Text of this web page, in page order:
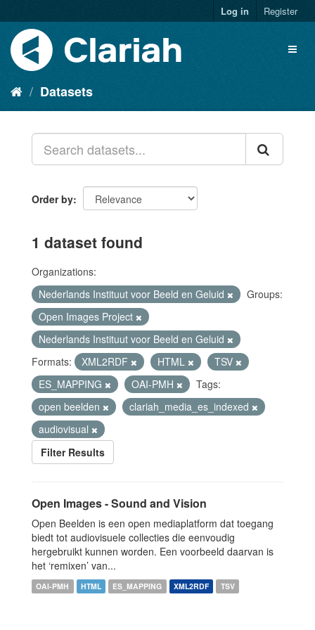
Log in Register
Datasets
Order by
1 dataset found
Organizations:
Nederlands Instituut voor Beeld en Geluid
Groups:
Open Images Project
Nederlands Instituut voor Beeld en Geluid
Formats:
XML2RDF HTML
TSV
ES_MAPPING
OAI-PMH
Tags:
open beelden
clariah_media_es_indexed
audiovisual
Filter Results
Open Images - Sound and Vision
Open Beelden is een open mediaplatform dat toegang
biedt tot audiovisuele collecties die eenvoudig
hergebruikt kunnen worden. Een voorbeeld daarvan is
het ‘remixen’ van...
OAI-PMH HTML ES_MAPPING XML2RDF TSV